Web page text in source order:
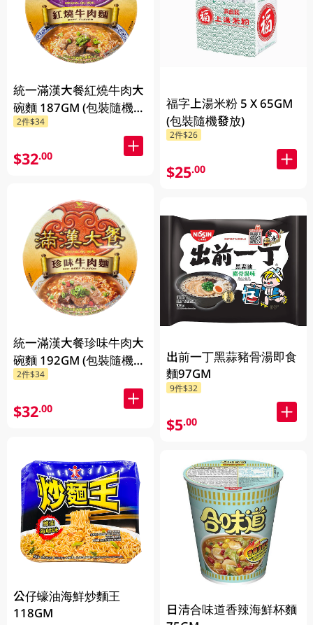
統一滿漢大餐紅燒牛肉大
碗麵 187GM (包裝隨機發
放)
2件$34
$32.00
統一滿漢大餐珍味牛肉大
碗麵 192GM (包裝隨機發
放)
2件$34
$32.00
公仔蠔油海鮮炒麵王
118GM
福字上湯米粉 5 X 65GM
(包裝隨機發放)
2件$26
$25.00
出前一丁黑蒜豬骨湯即食
麵97GM
9件$32
$5.00
日清合味道香辣海鮮杯麵